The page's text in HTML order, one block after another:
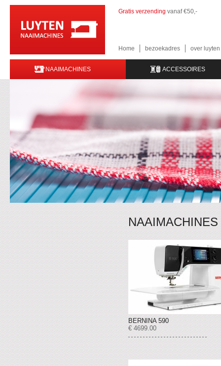
Gratis verzending vanaf €50,-
Home bezoekadres over
NAAIMACHINES ACCESSOIRES
NAAIMACHINES
BERNINA 590
€ 4699.00